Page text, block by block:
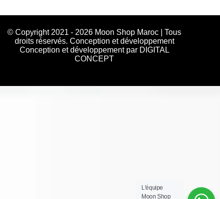
© Copyright 2021 - 2026 Moon Shop Maroc | Tous
droits réservés. Conception et développement
Conception et développement par DIGITAL
CONCEPT
L'équipe
Moon Shop